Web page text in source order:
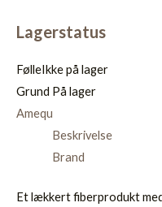
Lagerstatus
FølleIkke på lager
Grund På lager
Amequ
Beskrivelse
Brand
Et lækkert fiberprodukt